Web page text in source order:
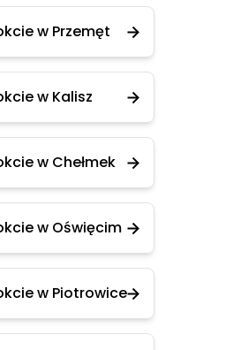
w Przemęt
w Kalisz
w Chełmek
w Oświęcim
w Piotrowice